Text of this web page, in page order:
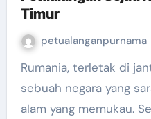
Timur
petualanganpurnama
Rumania, terletak di jantung Eropa Timur. Adalah
sebuah negara yang
alam yang memukau.